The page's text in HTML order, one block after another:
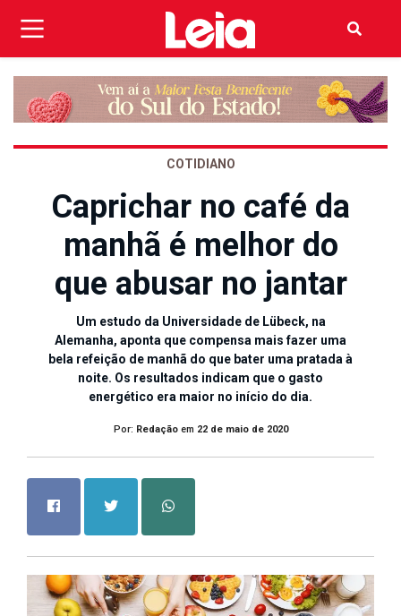
COTIDIANO
Caprichar no café da
manhã é melhor do
que abusar no jantar
Um estudo da Universidade de Lübeck, na
Alemanha, aponta que compensa mais fazer uma
bela refeição de manhã do que bater uma pratada à
noite. Os resultados indicam que o gasto
energético era maior no início do dia.
Por: Redaçãoem 22 de maio de 2020